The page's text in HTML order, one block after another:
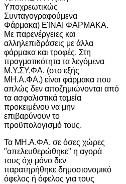
Υποχρεωτικώς
Συνταγογραφούμενα
Φάρμακα) ΕΊΝΑΙ ΦΑΡΜΑΚΑ.
Με παρενέργειες και
αλληλεπιδράσεις με άλλα
φάρμακα και τροφές. Στη
πραγματικότητα τα λεγόμενα
Μ.Υ.ΣΥ.ΦΑ. (στο εξής
ΜΗ.Α.ΦΑ.) είναι φάρμακα που
απλώς δεν αποζημιώνονται από
τα ασφαλιστικά ταμεία
προκειμένου να μην
επιβαρύνουν το
προϋπολογισμό τους.
Τα ΜΗ.Α.ΦΑ. σε όσες χώρες
"απελευθερώθηκε" η αγορά
τους όχι μόνο δεν
παρατηρήθηκε δημοσιονομικό
όφελος ή όφελος για τους